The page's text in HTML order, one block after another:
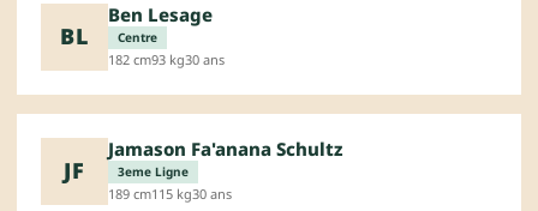
BL
Ben Lesage
Centre
182 cm93 kg30 ans
JF
Jamason Fa'anana Schultz
3eme Ligne
189 cm115 kg30 ans